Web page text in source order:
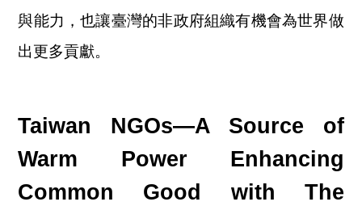
與能力，也讓臺灣的非政府組織有機會為世界做
出更多貢獻。
Taiwan NGOs—A Source of
Warm Power Enhancing
Common Good with The